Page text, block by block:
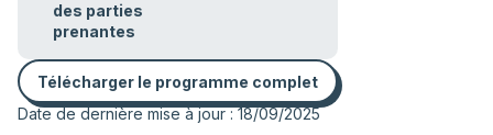
des parties
prenantes
Télécharger le programme complet
Date de dernière mise à jour : 18/09/2025